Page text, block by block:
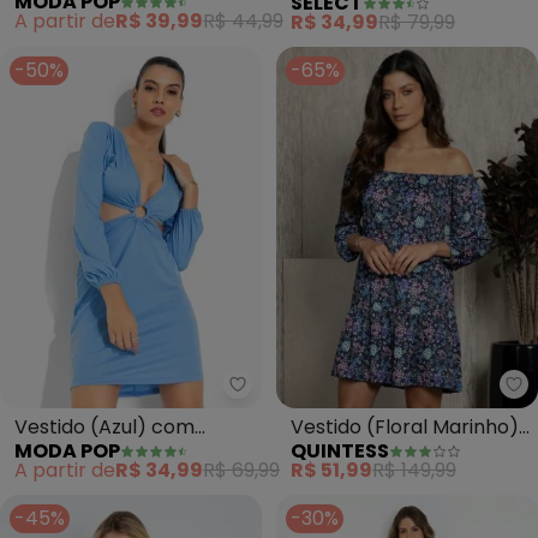
com Decote Profundo
A partir deR$ 39,99R$ 44,99 Helanca Estampado
(Azul)
R$ 34,99R$ 79,99
-50%
Moda Pop - Vestido (Azul)
Vestido (Azul) com
Recortes Vazado
MODA POP
A partir deR$ 34,99R$ 69,99
-65%
Vestido (Floral Marinho)
Ombro a Ombro
QUINTESS
R$ 51,99R$ 149,99
-45%
-30%